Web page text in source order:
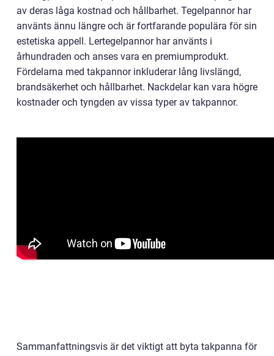
av deras låga kostnad och hållbarhet. Tegelpannor har
använts ännu längre och är fortfarande populära för sin
estetiska appell. Lertegelpannor har använts i
århundraden och anses vara en premiumprodukt.
Fördelarna med takpannor inkluderar lång livslängd,
brandsäkerhet och hållbarhet. Nackdelar kan vara högre
kostnader och tyngden av vissa typer av takpannor.
Sammanfattningsvis är det viktigt att byta takpanna för